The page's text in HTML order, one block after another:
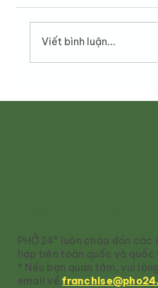
Viết bình luận...
PHỞ24® luôn chào đón các
hợp trên toàn quốc và quốc
* Nếu bạn quan tâm, vui
email về